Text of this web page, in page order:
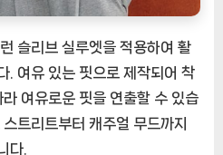
슬리브 실루엣을 적용하여 활
. 여유 있는 핏으로 제작되어 착
여유로운 핏을 연출할 수 있습
트리트부터 캐주얼 무드까지
다.